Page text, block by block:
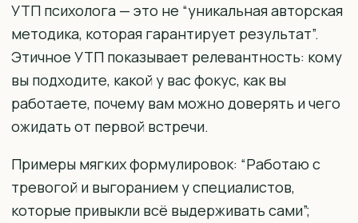
УТП психолога — это не “уникальная авторская
методика, которая гарантирует результат”.
Этичное УТП показывает релевантность: кому
вы подходите, какой у вас фокус, как вы
работаете, почему вам можно доверять и чего
ожидать от первой встречи.
Примеры мягких формулировок: “Работаю с
тревогой и выгоранием у специалистов,
которые привыкли всё выдерживать сами”;